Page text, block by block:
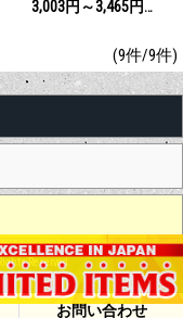
お問い合わせ
3,003円～3,465円
(税込)
(9件/9件)
Reserved.